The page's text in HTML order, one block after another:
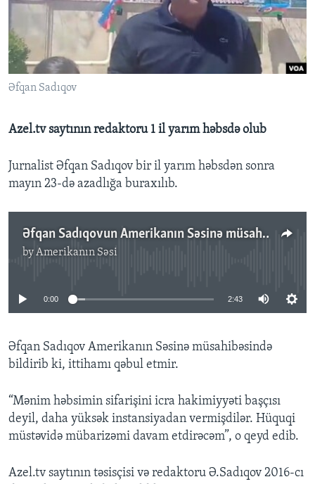
BIZI IZLƏYIN
Əfqan Sadıqov
Azel.tv saytının redaktoru 1 il yarım həbsdə olub
Jurnalist Əfqan Sadıqov bir il yarım həbsdən sonra
mayın 23-də azadlığa buraxılıb.
Əfqan Sadıqovun Amerikanın Səsinə müsahibəsi
byAmerikanın Səsi
0:00 2:43
Əfqan Sadıqov Amerikanın Səsinə müsahibəsində
bildirib ki, ittihamı qəbul etmir.
“Mənim həbsimin sifarişini icra hakimiyyəti başçısı
deyil, daha yüksək instansiyadan vermişdilər. Hüquqi
müstəvidə mübarizəmi davam etdirəcəm”, o qeyd edib.
Azel.tv saytının təsisçisi və redaktoru Ə.Sadıqov 2016-cı